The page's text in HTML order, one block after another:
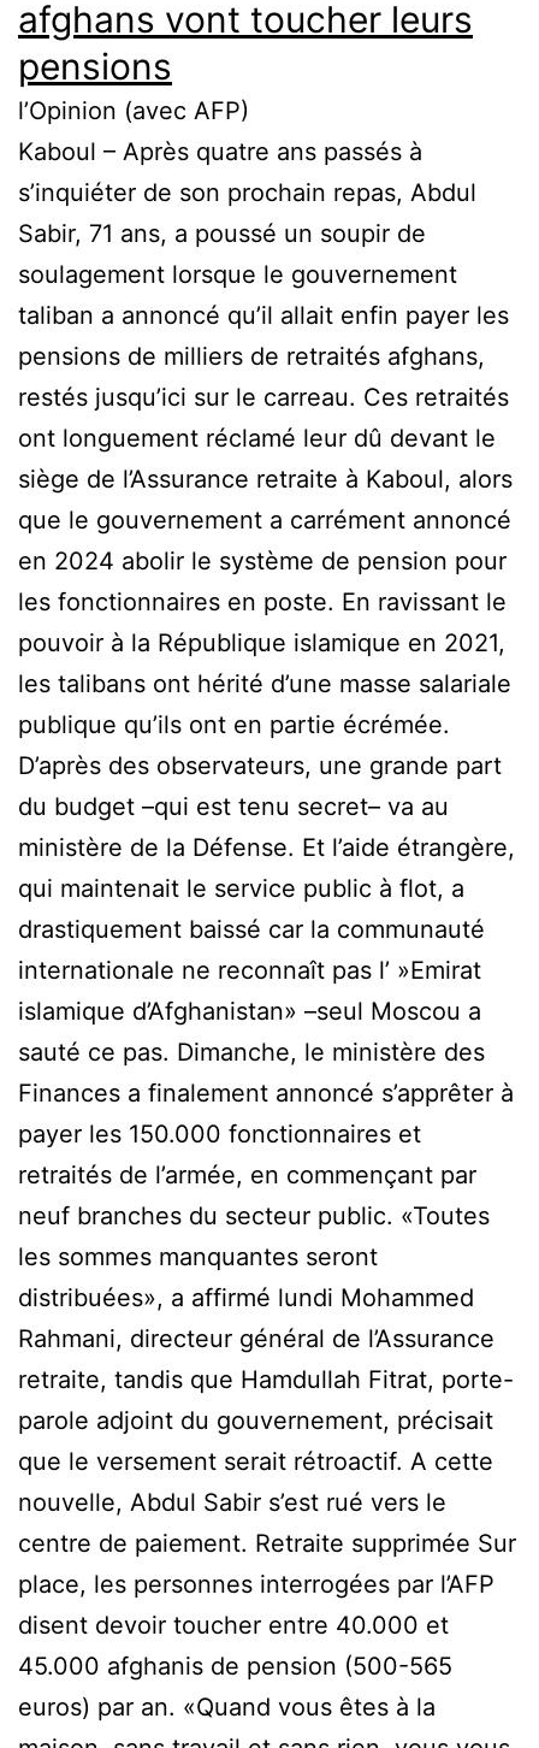
afghans vont toucher leurs
pensions
l’Opinion (avec AFP)
Kaboul – Après quatre ans passés à
s’inquiéter de son prochain repas, Abdul
Sabir, 71 ans, a poussé un soupir de
soulagement lorsque le gouvernement
taliban a annoncé qu’il allait enfin payer les
pensions de milliers de retraités afghans,
restés jusqu’ici sur le carreau. Ces retraités
ont longuement réclamé leur dû devant le
siège de l’Assurance retraite à Kaboul, alors
que le gouvernement a carrément annoncé
en 2024 abolir le système de pension pour
les fonctionnaires en poste. En ravissant le
pouvoir à la République islamique en 2021,
les talibans ont hérité d’une masse salariale
publique qu’ils ont en partie écrémée.
D’après des observateurs, une grande part
du budget –qui est tenu secret– va au
ministère de la Défense. Et l’aide étrangère,
qui maintenait le service public à flot, a
drastiquement baissé car la communauté
internationale ne reconnaît pas l’ »Emirat
islamique d’Afghanistan» –seul Moscou a
sauté ce pas. Dimanche, le ministère des
Finances a finalement annoncé s’apprêter à
payer les 150.000 fonctionnaires et
retraités de l’armée, en commençant par
neuf branches du secteur public. «Toutes
les sommes manquantes seront
distribuées», a affirmé lundi Mohammed
Rahmani, directeur général de l’Assurance
retraite, tandis que Hamdullah Fitrat, porte-
parole adjoint du gouvernement, précisait
que le versement serait rétroactif. A cette
nouvelle, Abdul Sabir s’est rué vers le
centre de paiement. Retraite supprimée Sur
place, les personnes interrogées par l’AFP
disent devoir toucher entre 40.000 et
45.000 afghanis de pension (500-565
euros) par an. «Quand vous êtes à la